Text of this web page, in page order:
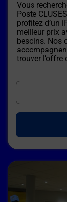
Vous
Poste
profitez d’un
meilleur prix
besoins. Nos
trouver l’offre